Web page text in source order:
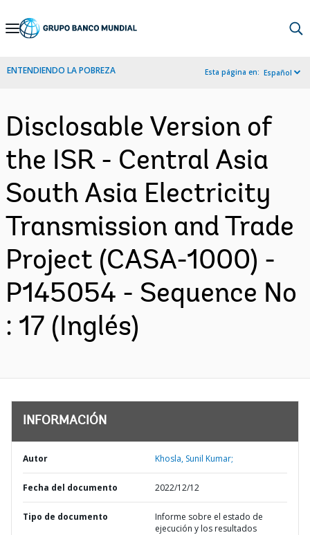
Skip
Navigation
ENTENDIENDO LA POBREZA Esta página en: Español
Disclosable Version of
the ISR - Central Asia
South Asia Electricity
Transmission and Trade
Project (CASA-1000) -
P145054 - Sequence No
: 17 (Inglés)
INFORMACIÓN
Autor Khosla, Sunil Kumar;
Fecha del documento 2022/12/12
Tipo de documento
Informe sobre el estado de
ejecución y los resultados